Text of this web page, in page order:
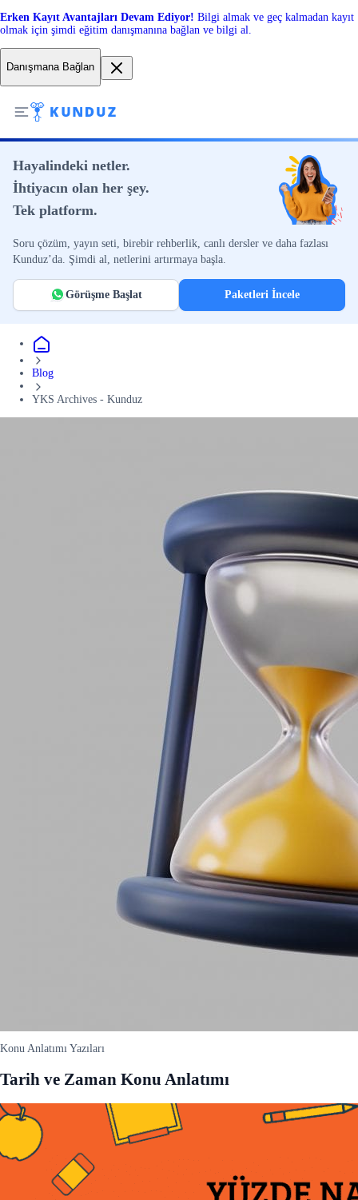
Erken Kayıt Avantajları Devam Ediyor! Bilgi almak ve geç kalmadan kayıt
olmak için şimdi eğitim danışmanına bağlan ve bilgi al.
Danışmana Bağlan
Hayalindeki netler.
İhtiyacın olan her şey.
Tek platform.
Soru çözüm, yayın seti, birebir rehberlik, canlı dersler ve daha fazlası
Kunduz’da. Şimdi al, netlerini artırmaya başla.
Görüşme Başlat Paketleri İncele
Blog
YKS Archives - Kunduz
Konu Anlatımı Yazıları
Tarih ve Zaman Konu Anlatımı